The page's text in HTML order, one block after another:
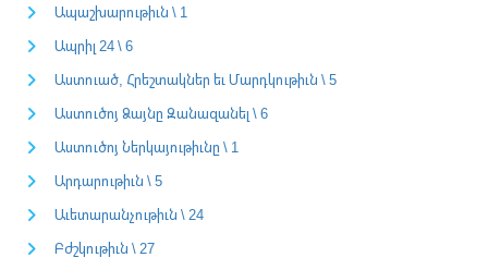
Ապաշխարութիւն \ 1
Ապրիլ 24 \ 6
Աստուած, Հրեշտակներ եւ Մարդկութիւն \ 5
Աստուծոյ Ձայնը Զանազանել \ 6
Աստուծոյ Ներկայութիւնը \ 1
Արդարութիւն \ 5
Աւետարանչութիւն \ 24
Բժշկութիւն \ 27